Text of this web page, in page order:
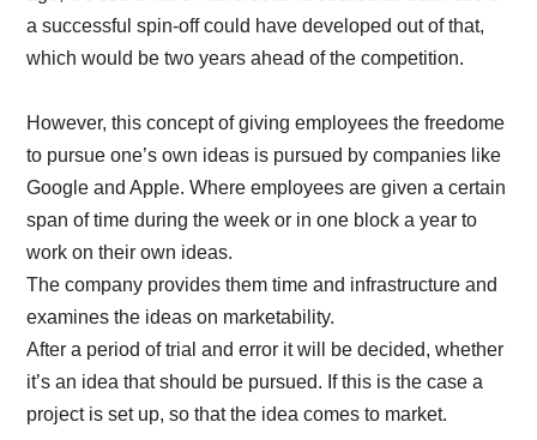
a successful spin-off could have developed out of that,
which would be two years ahead of the competition.
However, this concept of giving employees the freedome
to pursue one’s own ideas is pursued by companies like
Google and Apple. Where employees are given a certain
span of time during the week or in one block a year to
work on their own ideas.
The company provides them time and infrastructure and
examines the ideas on marketability.
After a period of trial and error it will be decided, whether
it’s an idea that should be pursued. If this is the case a
project is set up, so that the idea comes to market.